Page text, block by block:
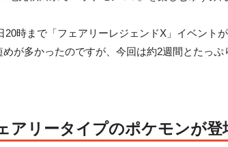
20時まで「フェアリーレジェンドX」イベント
が多かったのですが、今回は約2週間とたっぷ
アリータイプのポケモンが登